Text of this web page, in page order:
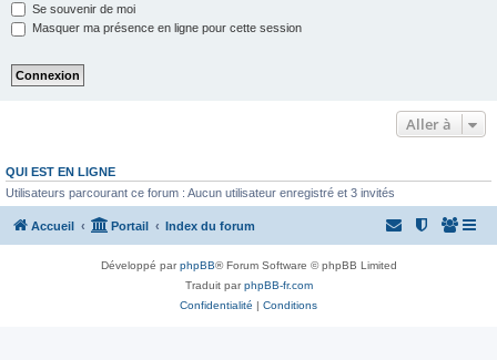
Se souvenir de moi
Masquer ma présence en ligne pour cette session
Aller à
QUI EST EN LIGNE
Utilisateurs parcourant ce forum : Aucun utilisateur enregistré et 3 invités
Accueil Portail Index du forum
Développé parphpBB® Forum Software © phpBB Limited
Traduit parphpBB-fr.com
Confidentialité | Conditions